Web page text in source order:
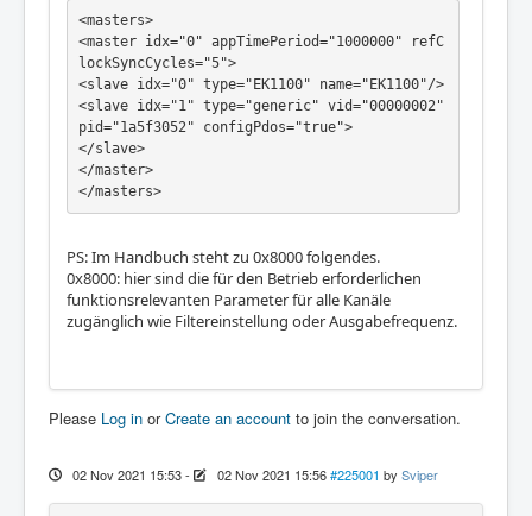
<masters>
<master idx="0" appTimePeriod="1000000" refC
lockSyncCycles="5">
<slave idx="0" type="EK1100" name="EK1100"/>
<slave idx="1" type="generic" vid="00000002"
pid="1a5f3052" configPdos="true">
</slave>
</master>
</masters>
PS: Im Handbuch steht zu 0x8000 folgendes.
0x8000: hier sind die für den Betrieb erforderlichen
funktionsrelevanten Parameter für alle Kanäle
zugänglich wie Filtereinstellung oder Ausgabefrequenz.
Please Log in orCreate an account to join the conversation.
02 Nov 2021 15:53- 02 Nov 2021 15:56 #225001 by Sviper